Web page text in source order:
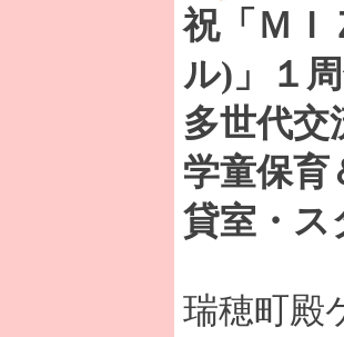
祝「ＭＩ
ル)」１
多世代交
学童保育
貸室・ス
瑞穂町殿